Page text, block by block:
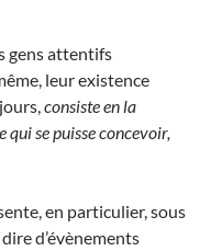
gens attentifs
leur existence
consiste en la
se puisse concevoir,
en particulier, sous
d’évènements